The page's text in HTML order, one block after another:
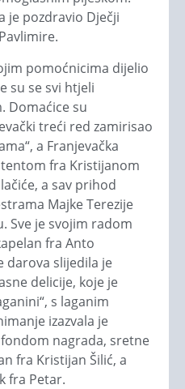
je pozdravio Dječji
pomoćnicima dijelio
su se svi htjeli
Domaćice su
treći red zamirisao
a Franjevačka
fra Kristijanom
a sav prihod
Majke Terezije
Sve je svojim radom
fra Anto
darova slijedila je
delicije, koje je
s laganim
izazvala je
nagrada, sretne
fra Kristijan Šilić, a
fra Petar.